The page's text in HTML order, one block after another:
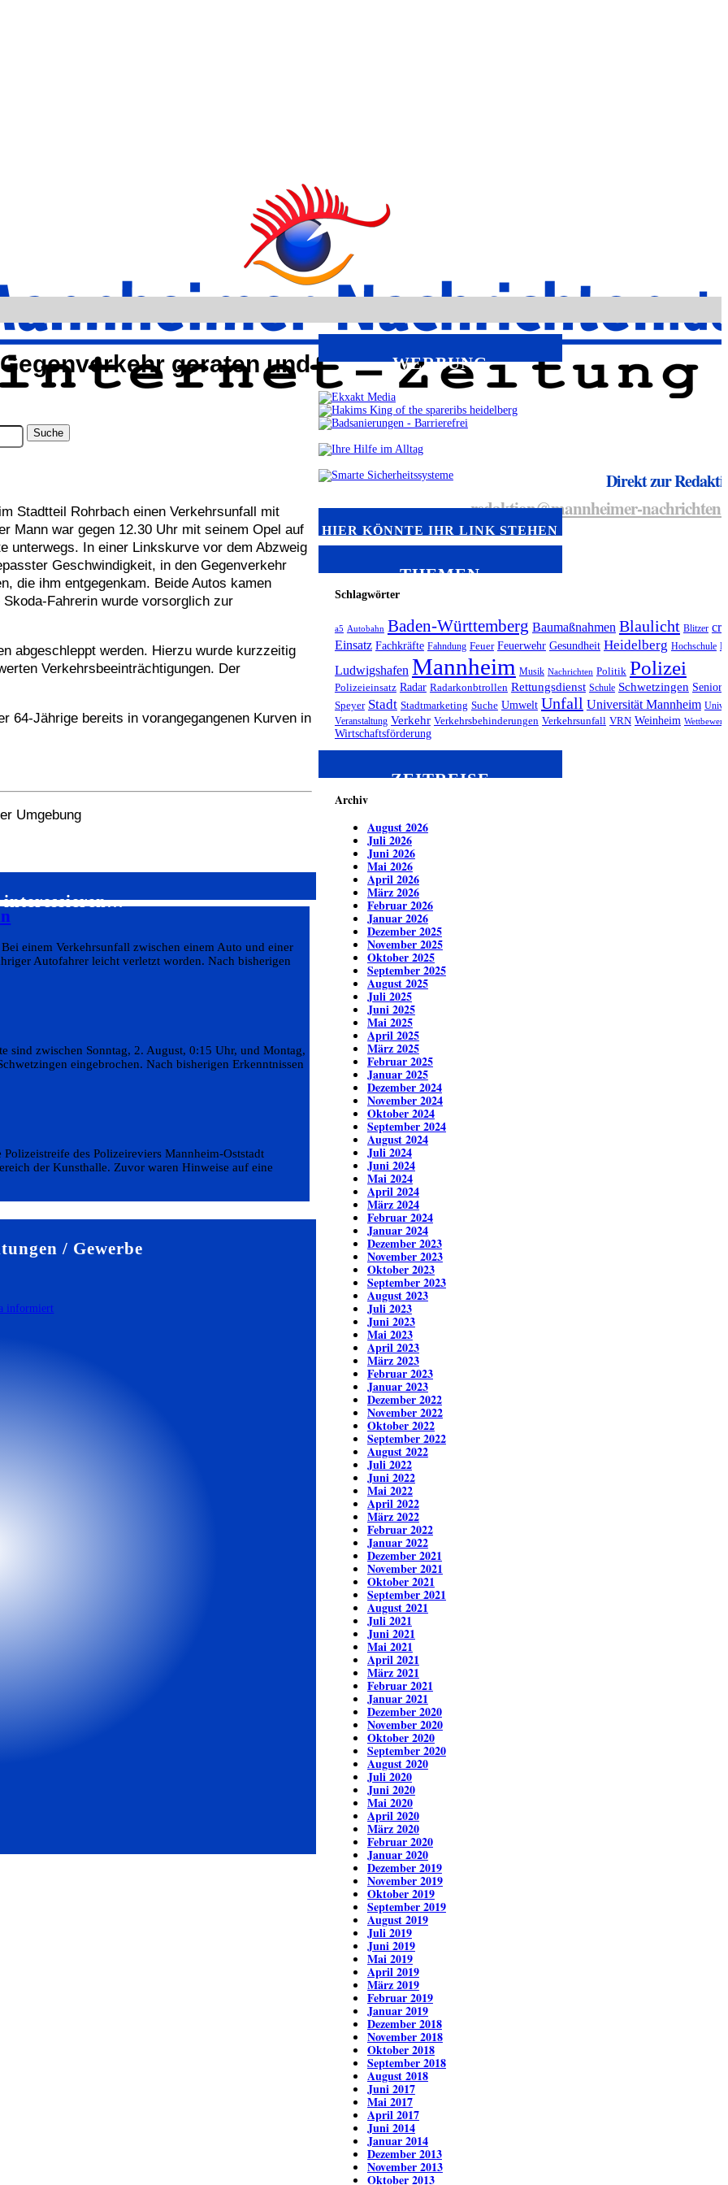
Direkt zur
redaktion@mannheimer-
geraten und
Stadtteil Rohrbach einen Verkehrsunfall mit
Mann war gegen 12.30 Uhr mit seinem Opel auf
unterwegs. In einer Linkskurve vor dem Abzweig
Geschwindigkeit, in den Gegenverkehr
die ihm entgegenkam. Beide Autos kamen
Fahrerin wurde vorsorglich zur
abgeschleppt werden. Hierzu wurde kurzzeitig
Verkehrsbeeinträchtigungen. Der
64-Jährige bereits in vorangegangenen Kurven in
Umgebung
interessieren…
einem Verkehrsunfall zwischen einem Auto und einer
Autofahrer leicht verletzt worden. Nach bisherigen
sind zwischen Sonntag, 2. August, 0:15 Uhr, und Montag,
eingebrochen. Nach bisherigen Erkenntnissen
des Polizeireviers Mannheim-Oststadt
der Kunsthalle. Zuvor waren Hinweise auf eine
/ Gewerbe
WERBUNG
HIER KÖNNTE IHR LINK STEHEN
THEMEN
Schlagwörter
a5 Autobahn Baden-Württemberg Baumaßnahmen Blaulicht Blitzer
Einsatz Fachkräfte Fahndung Feuer Feuerwehr Gesundheit Heidelberg Hochschule
Ludwigshafen Mannheim Musik Nachrichten Politik Polizei
Polizeieinsatz Radar Radarkonbtrollen Rettungsdienst Schule Schwetzingen
Speyer Stadt Stadtmarketing Suche Umwelt Unfall Universität Mannheim
Veranstaltung Verkehr Verkehrsbehinderungen Verkehrsunfall VRN Weinheim Wettbewerb
Wirtschaftsförderung
ZEITREISE
Archiv
August 2026
Juli 2026
Juni 2026
Mai 2026
April 2026
März 2026
Februar 2026
Januar 2026
Dezember 2025
November 2025
Oktober 2025
September 2025
August 2025
Juli 2025
Juni 2025
Mai 2025
April 2025
März 2025
Februar 2025
Januar 2025
Dezember 2024
November 2024
Oktober 2024
September 2024
August 2024
Juli 2024
Juni 2024
Mai 2024
April 2024
März 2024
Februar 2024
Januar 2024
Dezember 2023
November 2023
Oktober 2023
September 2023
August 2023
Juli 2023
Juni 2023
Mai 2023
April 2023
März 2023
Februar 2023
Januar 2023
Dezember 2022
November 2022
Oktober 2022
September 2022
August 2022
Juli 2022
Juni 2022
Mai 2022
April 2022
März 2022
Februar 2022
Januar 2022
Dezember 2021
November 2021
Oktober 2021
September 2021
August 2021
Juli 2021
Juni 2021
Mai 2021
April 2021
März 2021
Februar 2021
Januar 2021
Dezember 2020
November 2020
Oktober 2020
September 2020
August 2020
Juli 2020
Juni 2020
Mai 2020
April 2020
März 2020
Februar 2020
Januar 2020
Dezember 2019
November 2019
Oktober 2019
September 2019
August 2019
Juli 2019
Juni 2019
Mai 2019
April 2019
März 2019
Februar 2019
Januar 2019
Dezember 2018
November 2018
Oktober 2018
September 2018
August 2018
Juni 2017
Mai 2017
April 2017
Juni 2014
Januar 2014
Dezember 2013
November 2013
Oktober 2013